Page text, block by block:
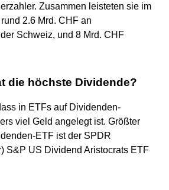
Zusammen leisteten sie im
2.6 Mrd. CHF an
Schweiz, und 8 Mrd. CHF
die höchste Dividende?
in ETFs auf Dividenden-
viel Geld angelegt ist. Größter
ETF ist der SPDR
S&P US Dividend Aristocrats ETF